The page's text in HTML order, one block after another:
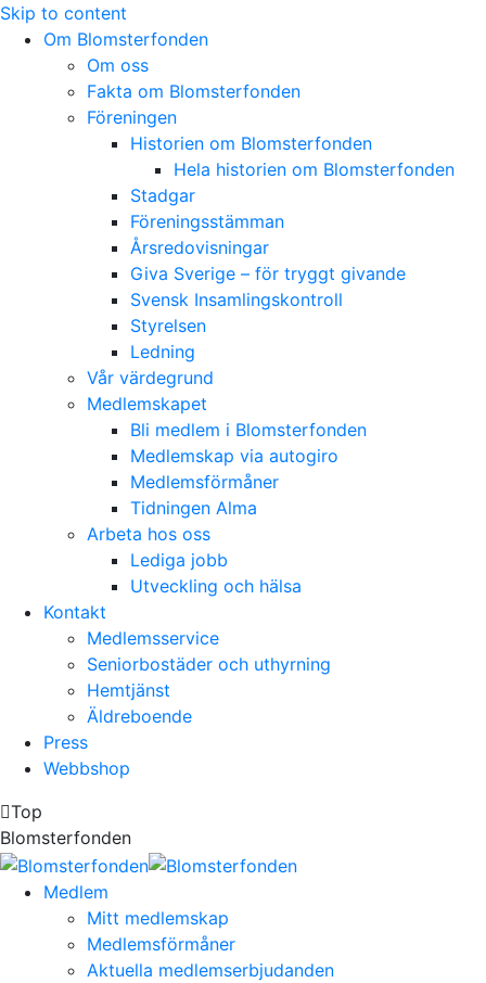
Skip to content
Om Blomsterfonden
Om oss
Fakta om Blomsterfonden
Föreningen
Historien om Blomsterfonden
Hela historien om Blomsterfonden
Stadgar
Föreningsstämman
Årsredovisningar
Giva Sverige – för tryggt givande
Svensk Insamlingskontroll
Styrelsen
Ledning
Vår värdegrund
Medlemskapet
Bli medlem i Blomsterfonden
Medlemskap via autogiro
Medlemsförmåner
Tidningen Alma
Arbeta hos oss
Lediga jobb
Utveckling och hälsa
Kontakt
Medlemsservice
Seniorbostäder och uthyrning
Hemtjänst
Äldreboende
Press
Webbshop
Top
Blomsterfonden
Medlem
Mitt medlemskap
Medlemsförmåner
Aktuella medlemserbjudanden